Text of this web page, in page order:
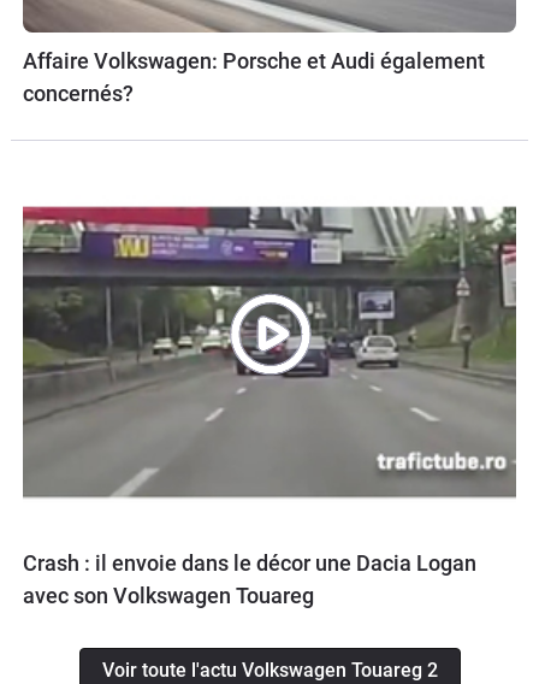
Affaire Volkswagen: Porsche et Audi également
concernés?
Crash : il envoie dans le décor une Dacia Logan
avec son Volkswagen Touareg
Voir toute l'actu Volkswagen Touareg 2